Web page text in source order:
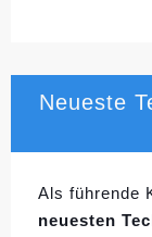
Neueste
Als führende
neuesten